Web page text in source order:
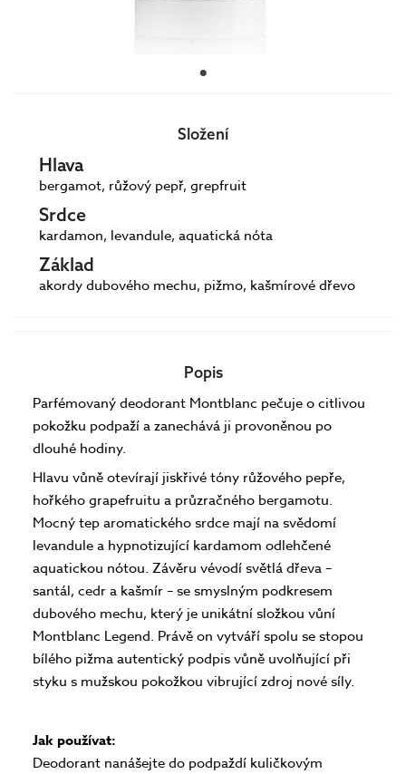
Složení
Hlava
bergamot, růžový pepř, grepfruit
Srdce
kardamon, levandule, aquatická nóta
Základ
akordy dubového mechu, pižmo, kašmírové dřevo
Popis
Parfémovaný deodorant Montblanc pečuje o citlivou
pokožku podpaží a zanechává ji provoněnou po
dlouhé hodiny.
Hlavu vůně otevírají jiskřivé tóny růžového pepře,
hořkého grapefruitu a průzračného bergamotu.
Mocný tep aromatického srdce mají na svědomí
levandule a hypnotizující kardamom odlehčené
aquatickou nótou. Závěru vévodí světlá dřeva –
santál, cedr a kašmír – se smyslným podkresem
dubového mechu, který je unikátní složkou vůní
Montblanc Legend. Právě on vytváří spolu se stopou
bílého pižma autentický podpis vůně uvolňující při
styku s mužskou pokožkou vibrující zdroj nové síly.
Jak používat:
Deodorant nanášejte do podpaždí kuličkovým